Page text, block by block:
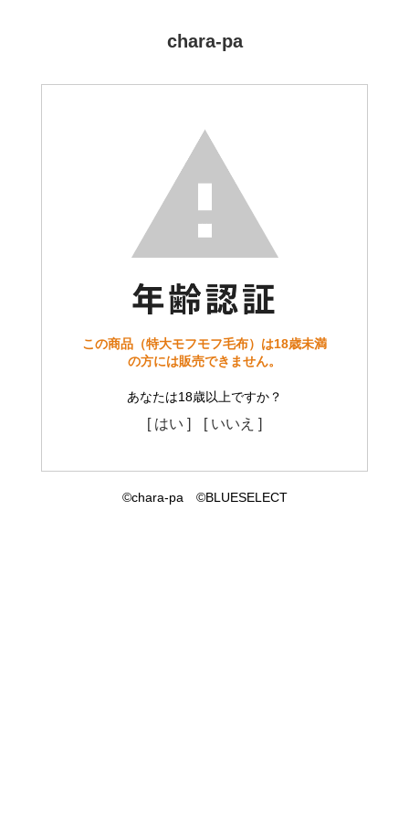
chara-pa
この商品（特大モフモフ毛布）は18歳未満
の方には販売できません。
あなたは18歳以上ですか？
[ はい ] [ いいえ ]
©chara-pa ©BLUESELECT